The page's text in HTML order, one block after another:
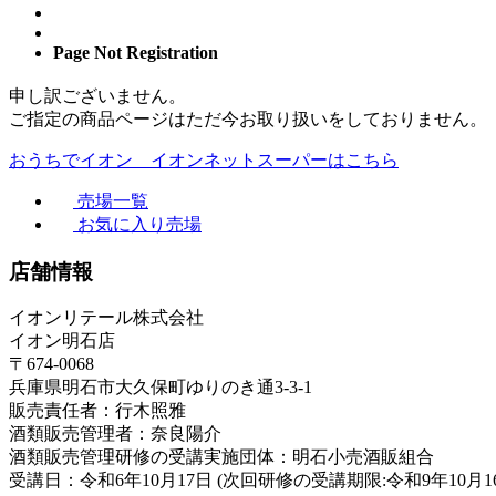
Page Not Registration
申し訳ございません。
ご指定の商品ページはただ今お取り扱いをしておりません。
おうちでイオン イオンネットスーパーはこちら
売場一覧
お気に入り売場
店舗情報
イオンリテール株式会社
イオン明石店
〒674-0068
兵庫県明石市大久保町ゆりのき通3-3-1
販売責任者：行木照雅
酒類販売管理者：奈良陽介
酒類販売管理研修の受講実施団体：明石小売酒販組合
受講日：令和6年10月17日 (次回研修の受講期限:令和9年10月